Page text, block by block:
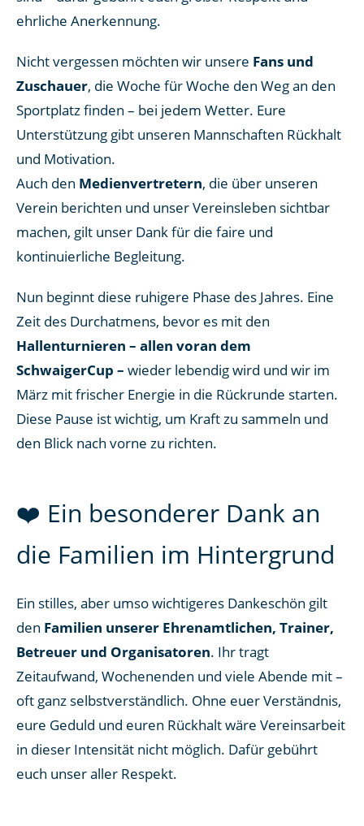
ehrliche Anerkennung.
Nicht vergessen möchten wir unsere Fans und
Zuschauer, die Woche für Woche den Weg an den
Sportplatz finden – bei jedem Wetter. Eure
Unterstützung gibt unseren Mannschaften Rückhalt
und Motivation.
Auch den Medienvertretern, die über unseren
Verein berichten und unser Vereinsleben sichtbar
machen, gilt unser Dank für die faire und
kontinuierliche Begleitung.
Nun beginnt diese ruhigere Phase des Jahres. Eine
Zeit des Durchatmens, bevor es mit den
Hallenturnieren – allen voran dem
SchwaigerCup – wieder lebendig wird und wir im
März mit frischer Energie in die Rückrunde starten.
Diese Pause ist wichtig, um Kraft zu sammeln und
den Blick nach vorne zu richten.
❤️ Ein besonderer Dank an
die Familien im Hintergrund
Ein stilles, aber umso wichtigeres Dankeschön gilt
den Familien unserer Ehrenamtlichen, Trainer,
Betreuer und Organisatoren. Ihr tragt
Zeitaufwand, Wochenenden und viele Abende mit –
oft ganz selbstverständlich. Ohne euer Verständnis,
eure Geduld und euren Rückhalt wäre Vereinsarbeit
in dieser Intensität nicht möglich. Dafür gebührt
euch unser aller Respekt.